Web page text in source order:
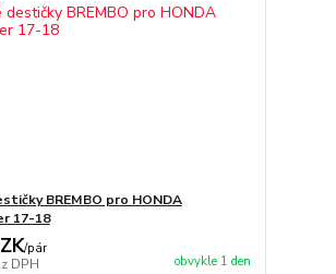
BREMBO pro HONDA
17-18
/pár
DPH obvykle 1 den